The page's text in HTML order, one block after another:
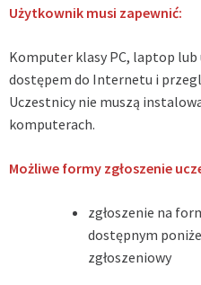
Użytkownik musi zapewnić:
Komputer klasy PC, laptop
dostępem do Internetu i
Uczestnicy nie muszą
komputerach.
Możliwe formy zgłoszenie
zgłoszenie na
dostępnym
zgłoszeniowy